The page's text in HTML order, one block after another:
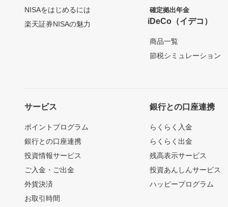
NISAをはじめるには
楽天証券NISAの魅力
確定拠出年金
iDeCo（イデコ）
商品一覧
節税シミュレーション
サービス
ポイントプログラム
銀行との口座連携
投資情報サービス
ご入金・ご出金
外貨決済
お取引時間
銀行との口座連携
らくらく入金
らくらく出金
残高表示サービス
投資あんしんサービス
ハッピープログラム